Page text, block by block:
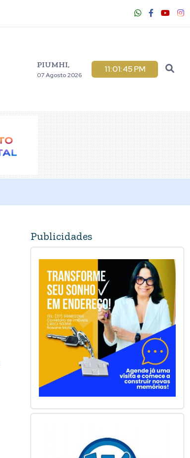
PIUMHI,
07 Agosto 2026
11:01:46 PM
Publicidades